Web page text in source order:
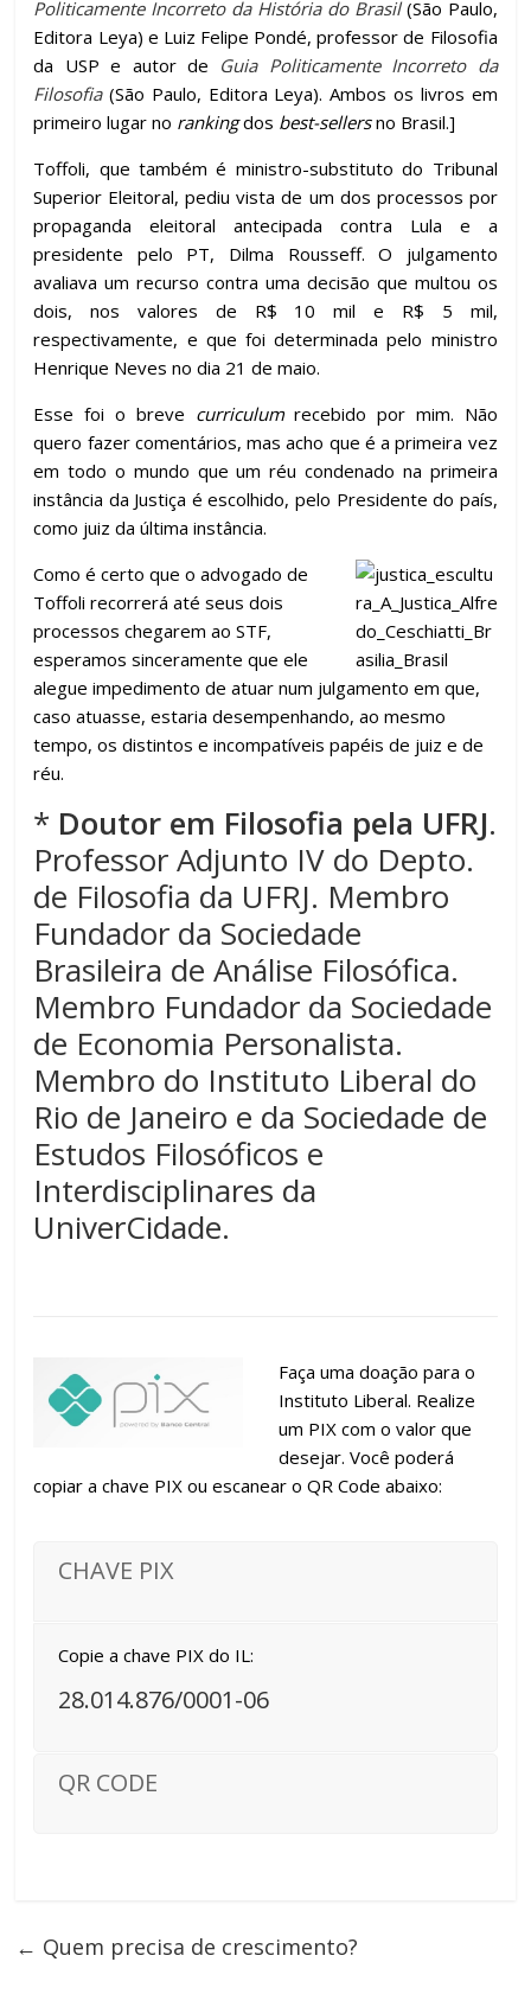
Politicamente Incorreto da História do Brasil(São Paulo,
Editora Leya) e Luiz Felipe Pondé, professor de Filosofia
da USP e autor de Guia Politicamente Incorreto da
Filosofia(São Paulo, Editora Leya). Ambos os livros em
primeiro lugar no rankingdos best-sellersno Brasil.]
Toffoli, que também é ministro-substituto do Tribunal
Superior Eleitoral, pediu vista de um dos processos por
propaganda eleitoral antecipada contra Lula e a
presidente pelo PT, Dilma Rousseff. O julgamento
avaliava um recurso contra uma decisão que multou os
dois, nos valores de R$ 10 mil e R$ 5 mil,
respectivamente, e que foi determinada pelo ministro
Henrique Neves no dia 21 de maio.
Esse foi o breve curriculumrecebido por mim. Não
quero fazer comentários, mas acho que é a primeira vez
em todo o mundo que um réu condenado na primeira
instância da Justiça é escolhido, pelo Presidente do país,
como juiz da última instância.
Como é certo que o advogado de
Toffoli recorrerá até seus dois
processos chegarem ao STF,
esperamos sinceramente que ele
alegue impedimento de atuar num julgamento em que,
caso atuasse, estaria desempenhando, ao mesmo
tempo, os distintos e incompatíveis papéis de juiz e de
réu.
* Doutor em Filosofia pela UFRJ.
Professor Adjunto IV do Depto.
de Filosofia da UFRJ. Membro
Fundador da Sociedade
Brasileira de Análise Filosófica.
Membro Fundador da Sociedade
de Economia Personalista.
Membro do Instituto Liberal do
Rio de Janeiro e da Sociedade de
Estudos Filosóficos e
Interdisciplinares da
UniverCidade.
Faça uma doação para o
Instituto Liberal. Realize
um PIX com o valor que
desejar. Você poderá
copiar a chave PIX ou escanear o QR Code abaixo:
CHAVE PIX
Copie a chave PIX do IL:
28.014.876/0001-06
QR CODE
← Quem precisa de crescimento?